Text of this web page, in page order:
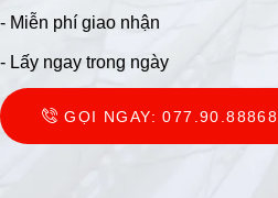
- Miễn phí giao nhận
- Lấy ngay trong ngày
GỌI NGAY: 077.90.88868